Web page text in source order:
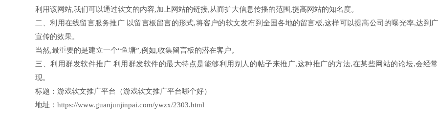
利用该网站,我们可以通过软文的内容,加上网站的链接,从而扩大信息传播的范围,提高网站的知名度。
二、利用在线留言服务推广 以留言板留言的形式,将客户的软文发布到全国各地的留言板,这样可以提高公司的曝光率,达到
宣传的效果。
当然,最重要的是建立一个“鱼塘”,例如,收集留言板的潜在客户。
三、利用群发软件推广 利用群发软件的最大特点是能够利用别人的帖子来推广,这种推广的方法,在某些网站的论坛,会经
现。
标题：游戏软文推广平台（游戏软文推广平台哪个好）
地址：https://www.guanjunjinpai.com/ywzx/2303.html